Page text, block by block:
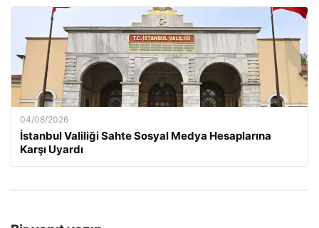
04/08/2026
İstanbul Valiliği Sahte Sosyal Medya Hesaplarına
Karşı Uyardı